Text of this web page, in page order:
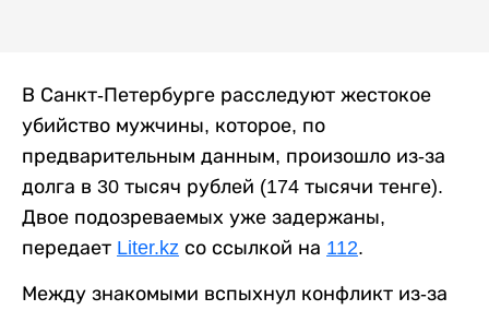
В Санкт-Петербурге расследуют жестокое
убийство мужчины, которое, по
предварительным данным, произошло из-за
долга в 30 тысяч рублей (174 тысячи тенге).
Двое подозреваемых уже задержаны,
передает Liter.kz со ссылкой на 112.
Между знакомыми вспыхнул конфликт из-за